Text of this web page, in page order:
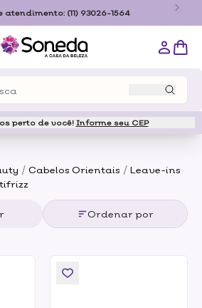
atendimento: (11) 93026-1564
perto de você! Informe seu CEP
/ Cabelos Orientais / Leave-ins
Ordenar por